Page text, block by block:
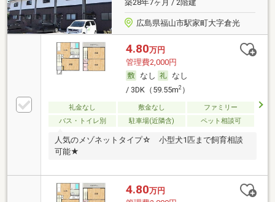
築28年7ヶ月 / 2階建
広島県福山市駅家町大字倉光
4.80万円
管理費2,000円
なし
なし
/ 3DK（59.55m2）
礼金なし 敷金なし
ファミリー
バス・トイレ別
駐車場(近隣含) ペット相談可
人気のメゾネットタイプ☆ 小型犬1匹まで飼育相談
可能★
4.80万円